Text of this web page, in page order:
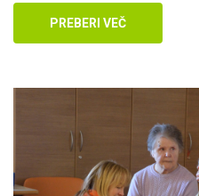
PREBERI VEČ